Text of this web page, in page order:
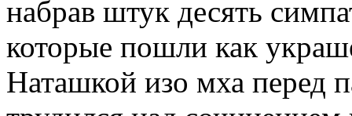
набрав штук десять
которые пошли как
Наташкой изо мха перед